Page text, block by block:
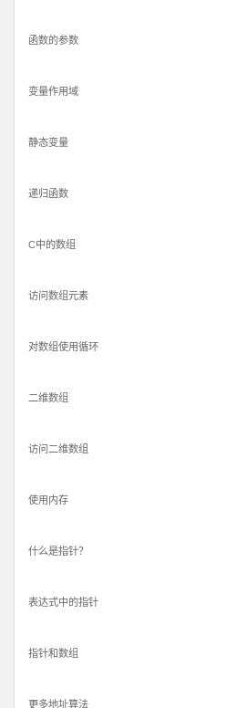
函数的参数
变量作用域
静态变量
递归函数
C中的数组
访问数组元素
对数组使用循环
二维数组
访问二维数组
使用内存
什么是指针？
表达式中的指针
指针和数组
更多地址算法